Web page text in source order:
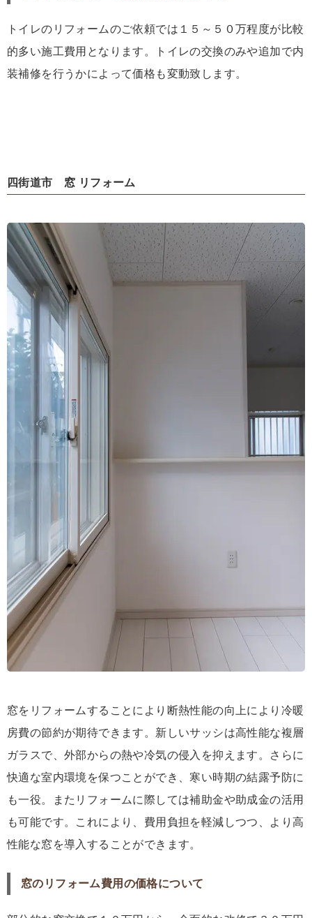
トイレのリフォームのご依頼では１５～５０万程度が比較
的多い施工費用となります。トイレの交換のみや追加で内
装補修を行うかによって価格も変動致します。
四街道市 窓 リフォーム
窓をリフォームすることにより断熱性能の向上により冷暖
房費の節約が期待できます。新しいサッシは高性能な複層
ガラスで、外部からの熱や冷気の侵入を抑えます。さらに
快適な室内環境を保つことができ、寒い時期の結露予防に
も一役。またリフォームに際しては補助金や助成金の活用
も可能です。これにより、費用負担を軽減しつつ、より高
性能な窓を導入することができます。
窓のリフォーム費用の価格について